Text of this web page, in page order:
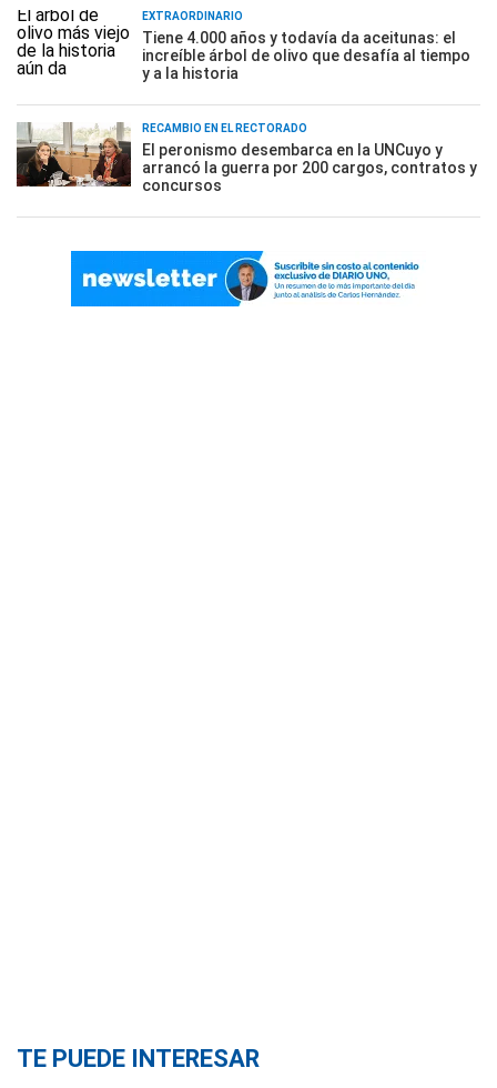
EXTRAORDINARIO
Tiene 4.000 años y todavía da aceitunas: el
increíble árbol de olivo que desafía al tiempo
y a la historia
RECAMBIO EN EL RECTORADO
El peronismo desembarca en la UNCuyo y
arrancó la guerra por 200 cargos, contratos y
concursos
TE PUEDE INTERESAR